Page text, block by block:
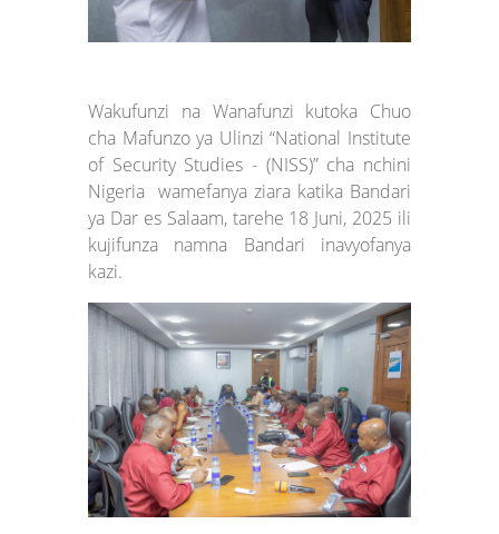
Wakufunzi na Wanafunzi kutoka Chuo
cha Mafunzo ya Ulinzi “National Institute
of Security Studies - (NISS)” cha nchini
Nigeria wamefanya ziara katika Bandari
ya Dar es Salaam, tarehe 18 Juni, 2025 ili
kujifunza namna Bandari inavyofanya
kazi.